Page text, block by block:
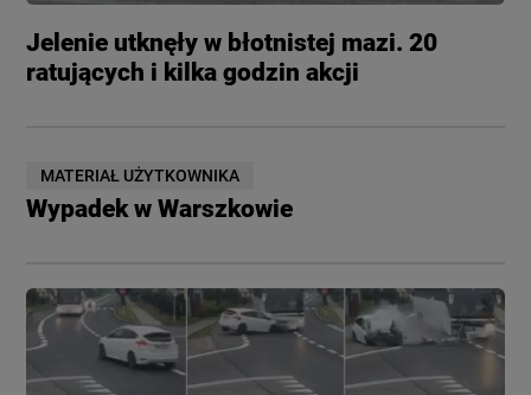
Jelenie utknęły w błotnistej mazi. 20
ratujących i kilka godzin akcji
MATERIAŁ UŻYTKOWNIKA
Wypadek w Warszkowie